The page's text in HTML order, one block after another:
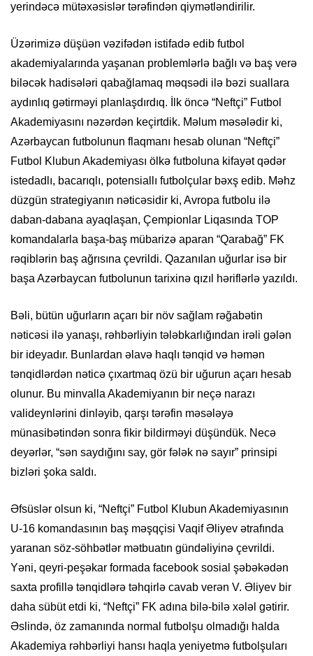
yerindəcə mütəxəsislər tərəfindən qiymətləndirilir.
Üzərimizə düşüən vəzifədən istifadə edib futbol
akademiyalarında yaşanan problemlərlə bağlı və baş verə
biləcək hadisələri qabağlamaq məqsədi ilə bəzi suallara
aydınlıq gətirməyi planlaşdırdıq. İlk öncə “Neftçi” Futbol
Akademiyasını nəzərdən keçirtdik. Məlum məsələdir ki,
Azərbaycan futbolunun flaqmanı hesab olunan “Neftçi”
Futbol Klubun Akademiyası ölkə futboluna kifayət qədər
istedadlı, bacarıqlı, potensiallı futbolçular bəxş edib. Məhz
düzgün strategiyanın nəticəsidir ki, Avropa futbolu ilə
daban-dabana ayaqlaşan, Çempionlar Liqasında TOP
komandalarla başa-baş mübarizə aparan “Qarabağ” FK
rəqiblərin baş ağrısına çevrildi. Qazanılan uğurlar isə bir
başa Azərbaycan futbolunun tarixinə qızıl həriflərlə yazıldı.
Bəli, bütün uğurların açarı bir növ sağlam rəğabətin
nəticəsi ilə yanaşı, rəhbərliyin tələbkarlığından irəli gələn
bir ideyadır. Bunlardan əlavə haqlı tənqid və həmən
tənqidlərdən nəticə çıxartmaq özü bir uğurun açarı hesab
olunur. Bu minvalla Akademiyanın bir neçə narazı
valideynlərini dinləyib, qarşı tərəfin məsələyə
münasibətindən sonra fikir bildirməyi düşündük. Necə
deyərlər, “sən saydığını say, gör fələk nə sayır” prinsipi
bizləri şoka saldı.
Əfsüslər olsun ki, “Neftçi” Futbol Klubun Akademiyasının
U-16 komandasının baş məşqçisi Vaqif Əliyev ətrafında
yaranan söz-söhbətlər mətbuatın gündəliyinə çevrildi.
Yəni, qeyri-peşəkar formada facebook sosial şəbəkədən
saxta profillə tənqidlərə təhqirlə cavab verən V. Əliyev bir
daha sübüt etdi ki, “Neftçi” FK adına bilə-bilə xələl gətirir.
Əslində, öz zamanında normal futbolşu olmadığı halda
Akademiya rəhbərliyi hansı haqla yeniyetmə futbolşuları